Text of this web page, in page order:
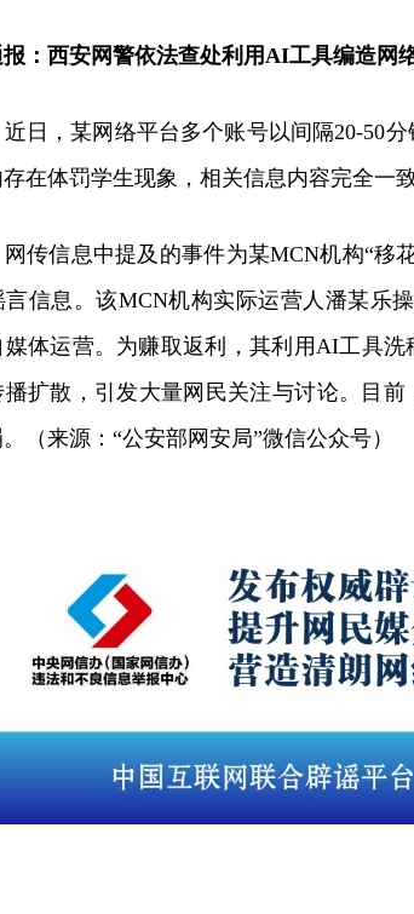
西安网警依法查处利用AI工具编造网
近日，某网络平台多个账号以间隔20-50
在体罚学生现象，相关信息内容完全一致
传信息中提及的事件为某MCN机构“移
信息。该MCN机构实际运营人潘某乐
体运营。为赚取返利，其利用AI工具
扩散，引发大量网民关注与讨论。目
（来源：“公安部网安局”微信公众号）